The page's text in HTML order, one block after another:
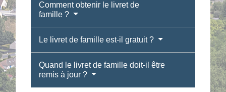
Comment obtenir le livret de
famille ?
Le livret de famille est-il gratuit ?
Quand le livret de famille doit-il être
remis à jour ?